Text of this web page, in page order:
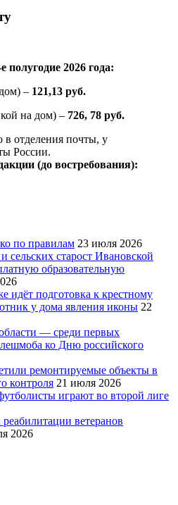
полугодие 2026 года:
– 121,13 руб.
на дом) – 726, 78 руб.
отделения почты, у
России.
(до востребования):
по правилам 23 июля 2026
сельских старост Ивановской
образовательную
подготовка к крестному
у дома явления иконы 22
— среди первых
ко Дню российского
ремонтируемые объекты в
контроля 21 июля 2026
играют во второй лиге
ветеранов
2026